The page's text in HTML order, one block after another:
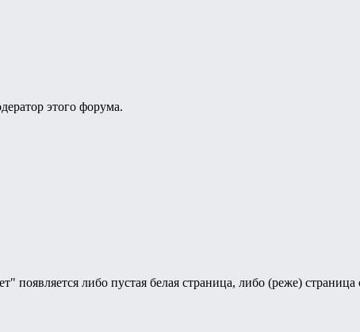
этого форума.
появляется либо пустая белая страница, либо (реже) страница